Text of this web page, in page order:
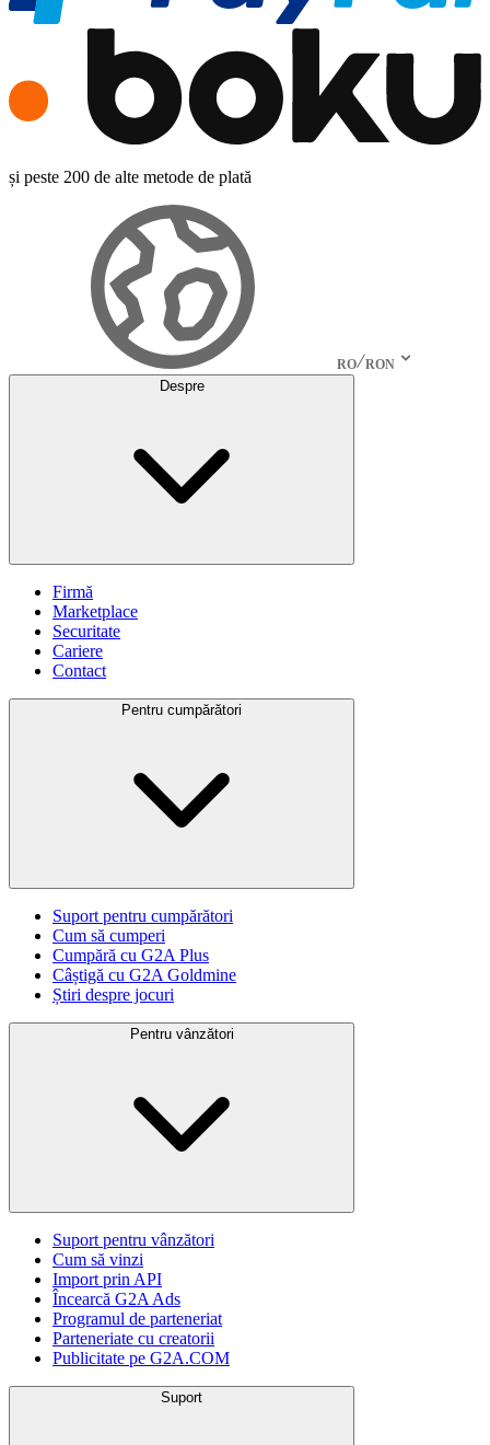
și peste 200 de alte metode de plată
RO RON
Despre
Firmă
Marketplace
Securitate
Cariere
Contact
Pentru cumpărători
Suport pentru cumpărători
Cum să cumperi
Cumpără cu G2A Plus
Câștigă cu G2A Goldmine
Știri despre jocuri
Pentru vânzători
Suport pentru vânzători
Cum să vinzi
Import prin API
Încearcă G2A Ads
Programul de parteneriat
Parteneriate cu creatorii
Publicitate pe G2A.COM
Suport